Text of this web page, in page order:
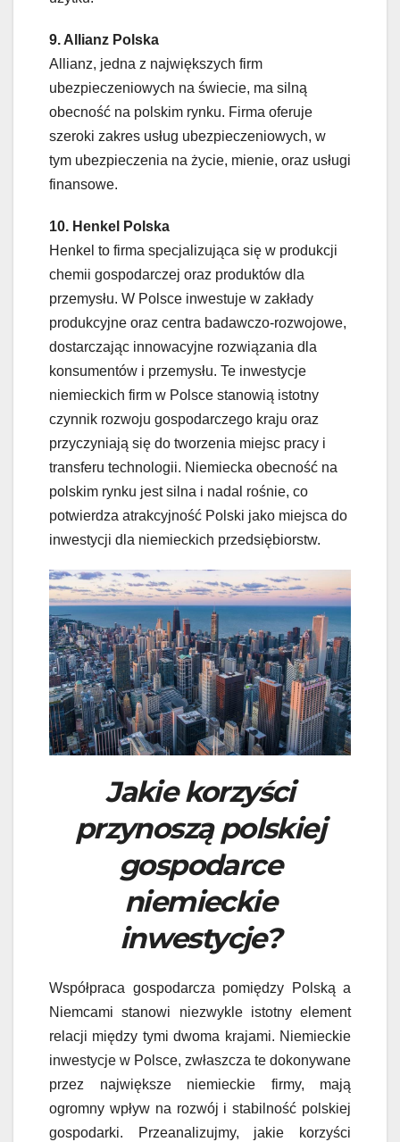
9. Allianz Polska
Allianz, jedna z największych firm
ubezpieczeniowych na świecie, ma silną
obecność na polskim rynku. Firma oferuje
szeroki zakres usług ubezpieczeniowych, w
tym ubezpieczenia na życie, mienie, oraz usługi
finansowe.
10. Henkel Polska
Henkel to firma specjalizująca się w produkcji
chemii gospodarczej oraz produktów dla
przemysłu. W Polsce inwestuje w zakłady
produkcyjne oraz centra badawczo-rozwojowe,
dostarczając innowacyjne rozwiązania dla
konsumentów i przemysłu. Te inwestycje
niemieckich firm w Polsce stanowią istotny
czynnik rozwoju gospodarczego kraju oraz
przyczyniają się do tworzenia miejsc pracy i
transferu technologii. Niemiecka obecność na
polskim rynku jest silna i nadal rośnie, co
potwierdza atrakcyjność Polski jako miejsca do
inwestycji dla niemieckich przedsiębiorstw.
Jakie korzyści
przynoszą polskiej
gospodarce
niemieckie
inwestycje?
Współpraca gospodarcza pomiędzy Polską a
Niemcami stanowi niezwykle istotny element
relacji między tymi dwoma krajami. Niemieckie
inwestycje w Polsce, zwłaszcza te dokonywane
przez największe niemieckie firmy, mają
ogromny wpływ na rozwój i stabilność polskiej
gospodarki. Przeanalizujmy, jakie korzyści